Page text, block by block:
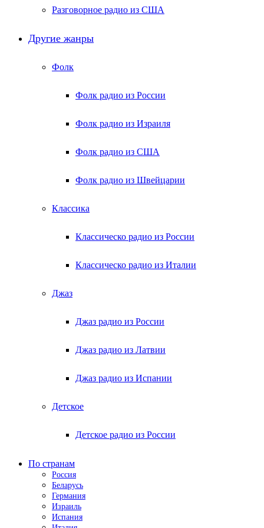
Разговорное радио из США
Другие жанры
Фолк
Фолк радио из России
Фолк радио из Израиля
Фолк радио из США
Фолк радио из Швейцарии
Классика
Классическо радио из России
Классическо радио из Италии
Джаз
Джаз радио из России
Джаз радио из Латвии
Джаз радио из Испании
Детское
Детское радио из России
По странам
Россия
Беларусь
Германия
Израиль
Испания